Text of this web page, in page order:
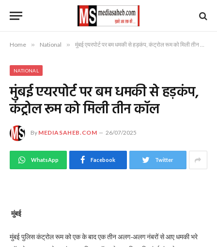
Home » National » मुंबई एयरपोर्ट पर बम धमकी से हड़कंप, कंट्रोल रूम को मिली तीन कॉल
NATIONAL
मुंबई एयरपोर्ट पर बम धमकी से हड़कंप,
कंट्रोल रूम को मिली तीन कॉल
By MEDIASAHEB.COM 26/07/2025
WhatsApp Facebook Twitter
मुंबई
मुंबई पुलिस कंट्रोल रूम को एक के बाद एक तीन अलग-अलग नंबरों से आए धमकी भरे